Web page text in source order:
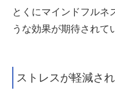
とくにマインドフルネ
うな効果が期待されて
ストレスが軽減さ